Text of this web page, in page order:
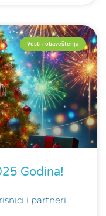
Vesti i obaveštenja
Godina!
i partneri,